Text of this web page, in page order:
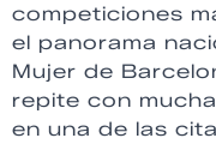
competiciones
el panorama
Mujer de
repite con
en una de las